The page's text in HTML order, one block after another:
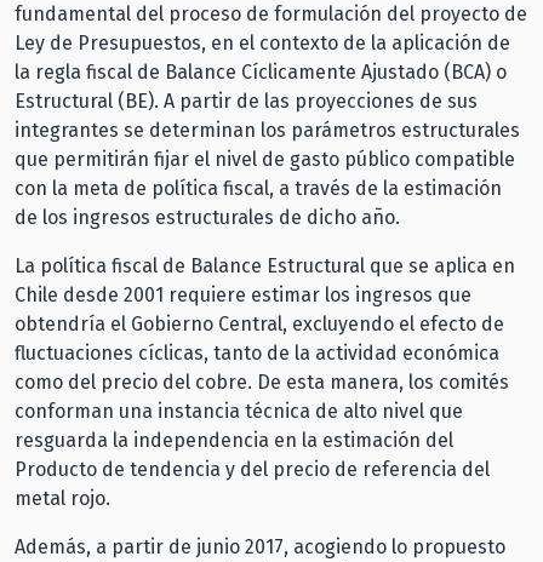
fundamental del proceso de formulación del proyecto de
Ley de Presupuestos, en el contexto de la aplicación de
la regla fiscal de Balance Cíclicamente Ajustado (BCA) o
Estructural (BE). A partir de las proyecciones de sus
integrantes se determinan los parámetros estructurales
que permitirán fijar el nivel de gasto público compatible
con la meta de política fiscal, a través de la estimación
de los ingresos estructurales de dicho año.
La política fiscal de Balance Estructural que se aplica en
Chile desde 2001 requiere estimar los ingresos que
obtendría el Gobierno Central, excluyendo el efecto de
fluctuaciones cíclicas, tanto de la actividad económica
como del precio del cobre. De esta manera, los comités
conforman una instancia técnica de alto nivel que
resguarda la independencia en la estimación del
Producto de tendencia y del precio de referencia del
metal rojo.
Además, a partir de junio 2017, acogiendo lo propuesto